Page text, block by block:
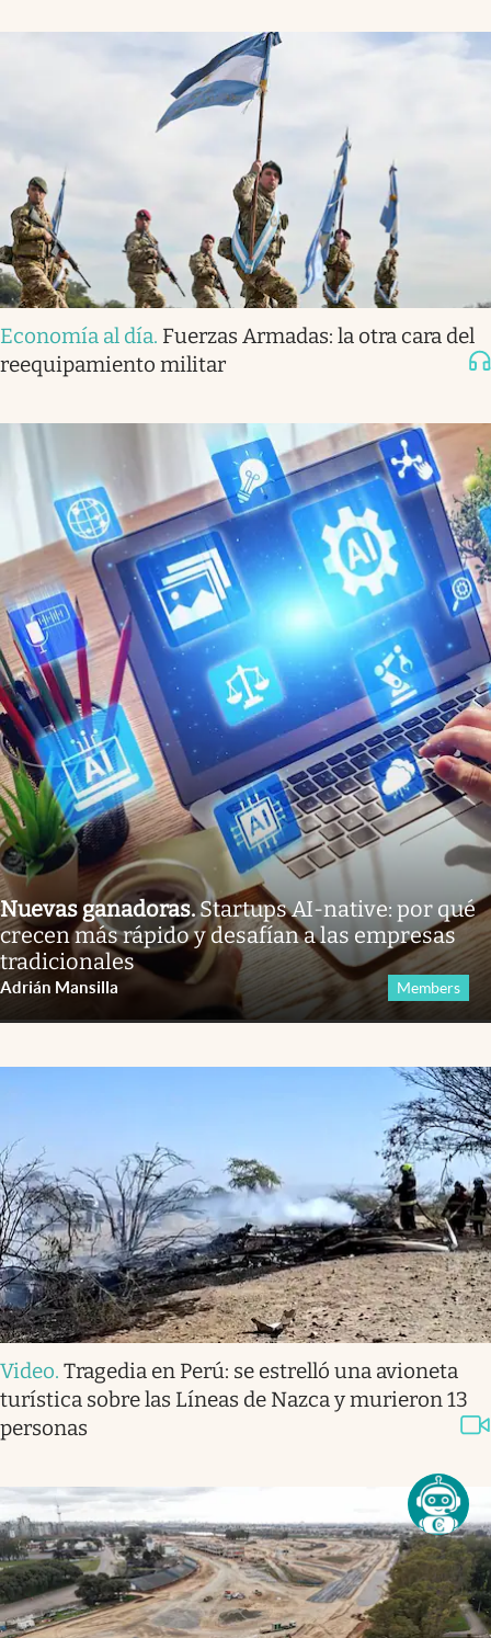
Economía al día. Fuerzas Armadas: la otra cara del
reequipamiento militar
Nuevas ganadoras.Startups AI-native: por qué
crecen más rápido y desafían a las empresas
tradicionales
Adrián Mansilla Members
Video. Tragedia en Perú: se estrelló una avioneta
turística sobre las Líneas de Nazca y murieron 13
personas